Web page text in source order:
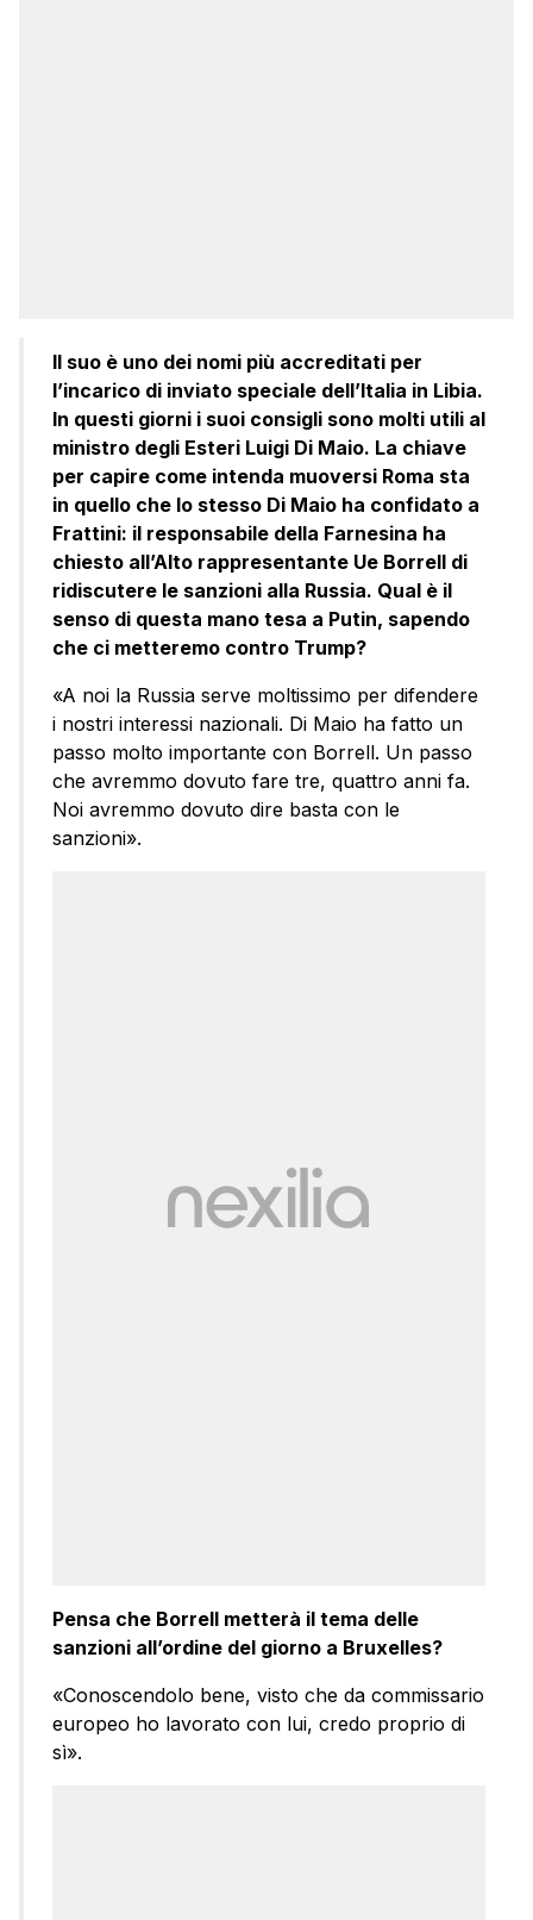
Il suo è uno dei nomi più accreditati per
l’incarico di inviato speciale dell’Italia in Libia.
In questi giorni i suoi consigli sono molti utili al
ministro degli Esteri Luigi Di Maio. La chiave
per capire come intenda muoversi Roma sta
in quello che lo stesso Di Maio ha confidato a
Frattini: il responsabile della Farnesina ha
chiesto all’Alto rappresentante Ue Borrell di
ridiscutere le sanzioni alla Russia. Qual è il
senso di questa mano tesa a Putin, sapendo
che ci metteremo contro Trump?
«A noi la Russia serve moltissimo per difendere
i nostri interessi nazionali. Di Maio ha fatto un
passo molto importante con Borrell. Un passo
che avremmo dovuto fare tre, quattro anni fa.
Noi avremmo dovuto dire basta con le
sanzioni».
Pensa che Borrell metterà il tema delle
sanzioni all’ordine del giorno a Bruxelles?
«Conoscendolo bene, visto che da commissario
europeo ho lavorato con lui, credo proprio di
sì».